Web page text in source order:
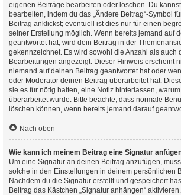
eigenen Beiträge bearbeiten oder löschen. Du
bearbeiten, indem du das „Ändere Beitrag“-Symbol
Beitrag anklickst; eventuell ist dies nur für einen
seiner Erstellung möglich. Wenn bereits jemand auf
geantwortet hat, wird dein Beitrag in der
gekennzeichnet. Es wird sowohl die Anzahl als auch
Bearbeitungen angezeigt. Dieser Hinweis erscheint
niemand auf deinen Beitrag geantwortet hat oder
oder Moderator deinen Beitrag überarbeitet hat.
sie es für nötig halten, eine Notiz hinterlassen,
überarbeitet wurde. Bitte beachte, dass normale
löschen können, wenn bereits jemand darauf
Nach oben
Wie kann ich meinem Beitrag eine Signatur
Um eine Signatur an deinen Beitrag anzufügen,
solche in den Einstellungen in deinem persönlichen
Nachdem du die Signatur erstellt und gespeichert
Beitrag das Kästchen „Signatur anhängen“